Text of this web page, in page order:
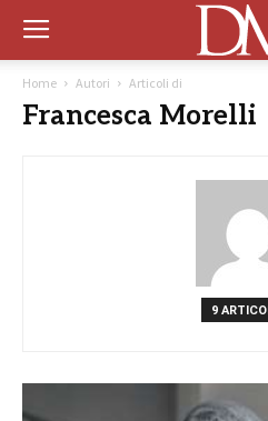
Home Autori Articoli di
Francesca Morelli
9